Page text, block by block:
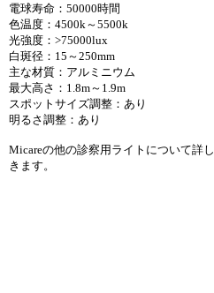
電球寿命：50000時間
色温度：4500k～5500k
光強度：>75000lux
白斑径：15～250mm
主な材質：アルミニウム
最大高さ：1.8m～1.9m
スポットサイズ調整：あり
明るさ調整：あり
Micareの他の診察用ライトについて詳
きます。